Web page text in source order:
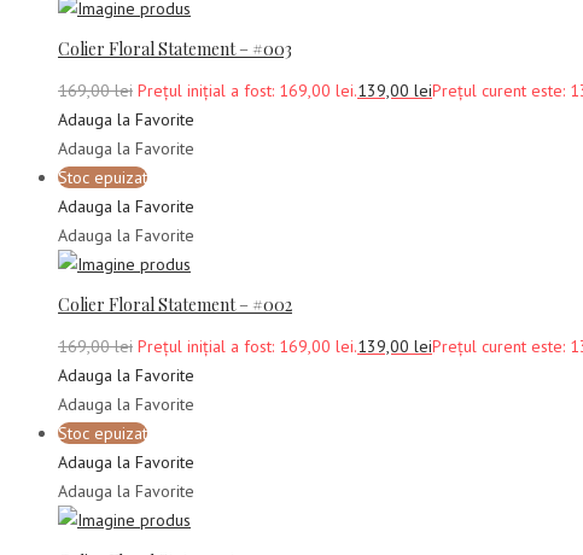
Colier Floral Statement – #003
169,00lei Prețul inițial a fost: 169,00 lei.139,00 leiPrețul curent este:
Adauga la Favorite
Adauga la Favorite
Stoc epuizat
Adauga la Favorite
Adauga la Favorite
Colier Floral Statement – #002
169,00lei Prețul inițial a fost: 169,00 lei.139,00 leiPrețul curent este:
Adauga la Favorite
Adauga la Favorite
Stoc epuizat
Adauga la Favorite
Adauga la Favorite